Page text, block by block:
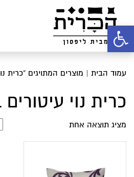
פתח סרגל נגישות
עמוד הבית | מוצרים המתויגים “כרית
כרית נוי
מציג תוצאה אחת